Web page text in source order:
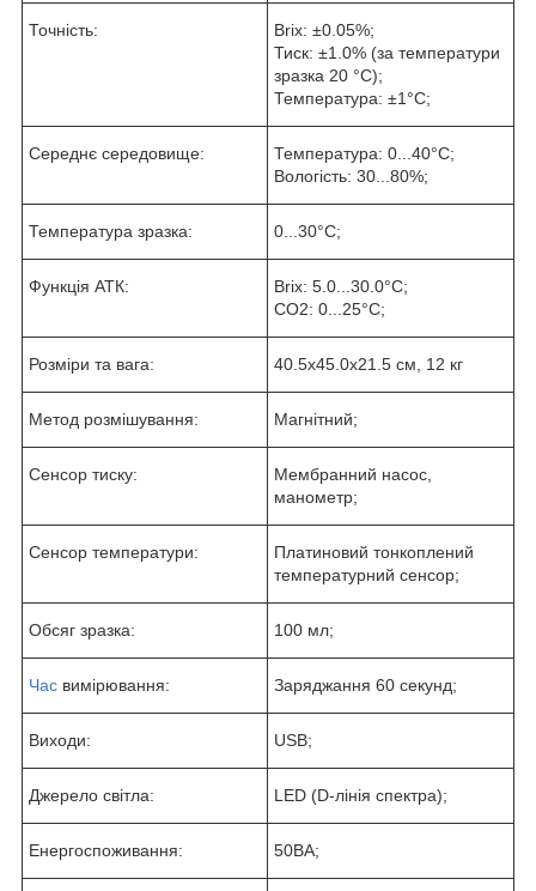
Точність:
Brix: ±0.05%;
Тиск: ±1.0% (за температури
зразка 20 °C);
Температура: ±1°С;
Середнє середовище:
Температура: 0...40°С;
Вологість: 30...80%;
Температура зразка: 0...30°С;
Функція АТК:
Brix: 5.0...30.0°С;
CO2: 0...25°С;
Розміри та вага: 40.5x45.0x21.5 см, 12 кг
Метод розмішування: Магнітний;
Сенсор тиску:
Мембранний насос,
манометр;
Сенсор температури:
Платиновий тонкоплений
температурний сенсор;
Обсяг зразка: 100 мл;
Час вимірювання: Заряджання 60 секунд;
Виходи: USB;
Джерело світла: LED (D-лінія спектра);
Енергоспоживання: 50ВА;